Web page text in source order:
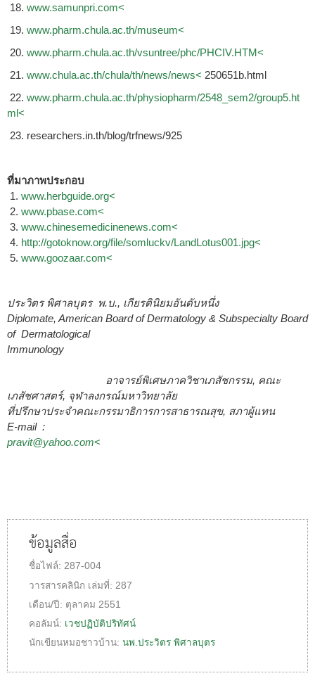
18. www.samunpri.com<
19. www.pharm.chula.ac.th/museum<
20. www.pharm.chula.ac.th/vsuntree/phc/PHCIV.HTM<
21. www.chula.ac.th/chula/th/news/news< 250651b.html
22. www.pharm.chula.ac.th/physiopharm/2548_sem2/group5.ht
ml<
23. researchers.in.th/blog/trfnews/925
ที่มาภาพประกอบ
1. www.herbguide.org<
2. www.pbase.com<
3. www.chinesemedicinenews.com<
4. http://gotoknow.org/file/somluckv/LandLotus001.jpg<
5. www.goozaar.com<
ประวิตร พิศาลบุตร พ.บ., เกียรตินิยมอันดับหนึ่ง
Diplomate, American Board of Dermatology & Subspecialty Board
of Dermatological
Immunology
อาจารย์พิเศษภาควิชาเภสัชกรรม, คณะ
เภสัชศาสตร์, จุฬาลงกรณ์มหาวิทยาลัย
ที่ปรึกษาประจำคณะกรรมาธิการการสาธารณสุข, สภาผู้แทน
E-mail :
pravit@yahoo.com<
ข้อมูลสื่อ
ชื่อไฟล์: 287-004
วารสารคลินิก เล่มที่: 287
เดือน/ปี: ตุลาคม 2551
คอลัมน์: เวชปฏิบัติปริทัศน์
นักเขียนหมอชาวบ้าน: นพ.ประวิตร พิศาลบุตร